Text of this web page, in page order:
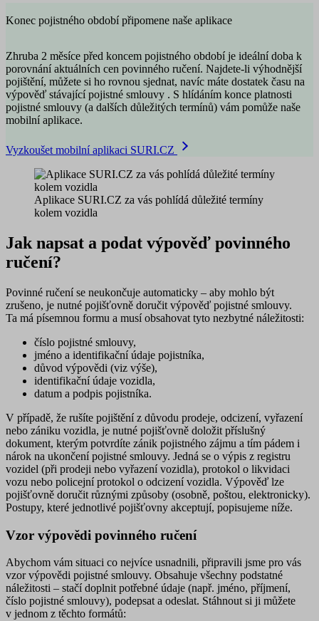
Konec pojistného období připomene naše aplikace
Zhruba 2 měsíce před koncem pojistného období je ideální doba k
porovnání aktuálních cen povinného ručení. Najdete-li výhodnější
pojištění, můžete si ho rovnou sjednat, navíc máte dostatek času na
výpověď stávající pojistné smlouvy . S hlídáním konce platnosti
pojistné smlouvy (a dalších důležitých termínů) vám pomůže naše
mobilní aplikace.
Vyzkoušet mobilní aplikaci SURI.CZ
Aplikace SURI.CZ za vás pohlídá důležité termíny
kolem vozidla
Jak napsat a podat výpověď povinného
ručení?
Povinné ručení se neukončuje automaticky – aby mohlo být
zrušeno, je nutné pojišťovně doručit výpověď pojistné smlouvy.
Ta má písemnou formu a musí obsahovat tyto nezbytné náležitosti:
číslo pojistné smlouvy,
jméno a identifikační údaje pojistníka,
důvod výpovědi (viz výše),
identifikační údaje vozidla,
datum a podpis pojistníka.
V případě, že rušíte pojištění z důvodu prodeje, odcizení, vyřazení
nebo zániku vozidla, je nutné pojišťovně doložit příslušný
dokument, kterým potvrdíte zánik pojistného zájmu a tím pádem i
nárok na ukončení pojistné smlouvy. Jedná se o výpis z registru
vozidel (při prodeji nebo vyřazení vozidla), protokol o likvidaci
vozu nebo policejní protokol o odcizení vozidla. Výpověď lze
pojišťovně doručit různými způsoby (osobně, poštou, elektronicky).
Postupy, které jednotlivé pojišťovny akceptují, popisujeme níže.
Vzor výpovědi povinného ručení
Abychom vám situaci co nejvíce usnadnili, připravili jsme pro vás
vzor výpovědi pojistné smlouvy. Obsahuje všechny podstatné
náležitosti – stačí doplnit potřebné údaje (např. jméno, příjmení,
číslo pojistné smlouvy), podepsat a odeslat. Stáhnout si ji můžete
v jednom z těchto formátů: